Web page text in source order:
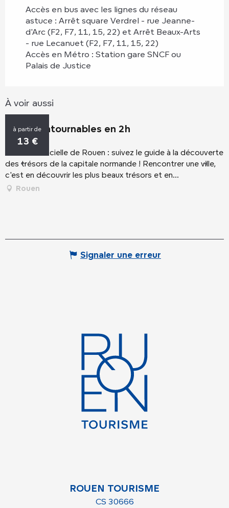
Accès en bus avec les lignes du réseau
astuce : Arrêt square Verdrel - rue Jeanne-
d'Arc (F2, F7, 11, 15, 22) et Arrêt Beaux-Arts
- rue Lecanuet (F2, F7, 11, 15, 22)
Accès en Métro : Station gare SNCF ou
Palais de Justice
À voir aussi
à partir de
13 €
Les incontournables en 2h
La visite officielle de Rouen : suivez le guide à la découverte
des trésors de la capitale normande ! Rencontrer une ville,
c'est en découvrir les plus beaux trésors et en...
Rouen
Signaler une erreur
ROUEN TOURISME
CS 30666